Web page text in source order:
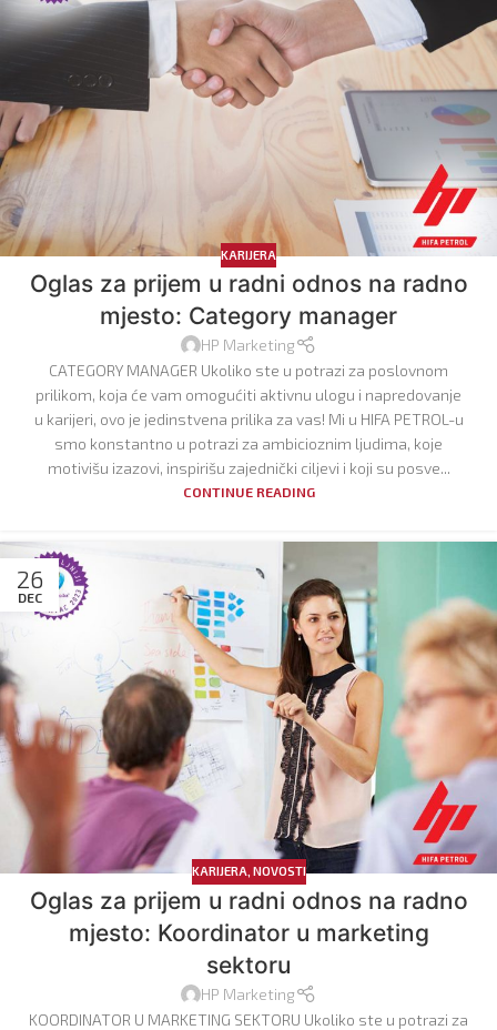
KARIJERA
Oglas za prijem u radni odnos na radno
mjesto: Category manager
HP Marketing
CATEGORY MANAGER Ukoliko ste u potrazi za poslovnom
prilikom, koja će vam omogućiti aktivnu ulogu i napredovanje
u karijeri, ovo je jedinstvena prilika za vas! Mi u HIFA PETROL-u
smo konstantno u potrazi za ambicioznim ljudima, koje
motivišu izazovi, inspirišu zajednički ciljevi i koji su posve...
CONTINUE READING
26
DEC
KARIJERA NOVOSTI
Oglas za prijem u radni odnos na radno
mjesto: Koordinator u marketing
sektoru
HP Marketing
KOORDINATOR U MARKETING SEKTORU Ukoliko ste u potrazi za